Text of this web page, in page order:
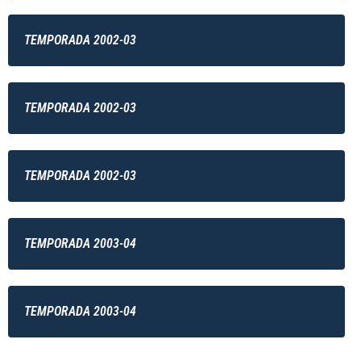
TEMPORADA 2002-03
TEMPORADA 2002-03
TEMPORADA 2002-03
TEMPORADA 2003-04
TEMPORADA 2003-04